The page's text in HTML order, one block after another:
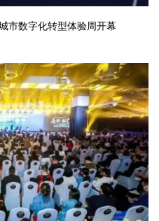
市数字化转型体验周开幕